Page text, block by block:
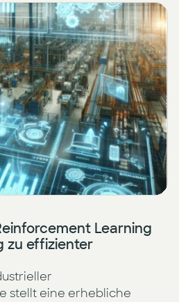
Learning
zu effizienter
stellt eine erhebliche